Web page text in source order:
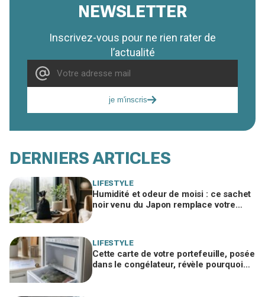
NEWSLETTER
Inscrivez-vous pour ne rien rater de
l’actualité
je m'inscris
DERNIERS ARTICLES
LIFESTYLE
Humidité et odeur de moisi : ce sachet
noir venu du Japon remplace votre
LIFESTYLE
Cette carte de votre portefeuille, posée
dans le congélateur, révèle pourquoi